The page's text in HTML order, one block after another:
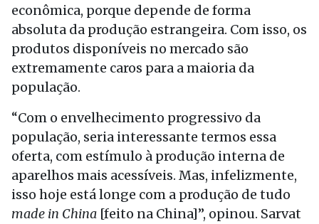
econômica, porque depende de forma
absoluta da produção estrangeira. Com isso, os
produtos disponíveis no mercado são
extremamente caros para a maioria da
população.
“Com o envelhecimento progressivo da
população, seria interessante termos essa
oferta, com estímulo à produção interna de
aparelhos mais acessíveis. Mas, infelizmente,
isso hoje está longe com a produção de tudo
made in China [feito na China]”, opinou. Sarvat